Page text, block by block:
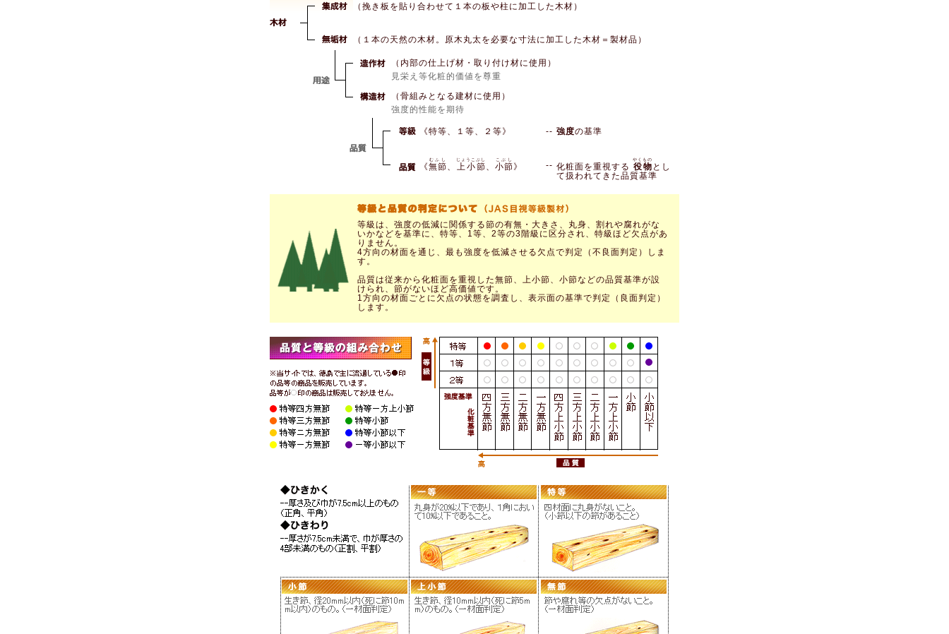
（挽き板を貼り合わせて１本の板や柱に加工した木材）
（１本の天然の木材。原木丸太を必要な寸法に加工した木材＝製材品）
（内部の仕上げ材・取り付け材に使用）
見栄え等化粧的価値を尊重
（骨組みとなる建材に使用）
強度的性能を期待
《特等、１等、２等》 -- 強度の基準
《無節
むふし
上小節
じょうこぶし
小節
こぶし
》 -- 化粧面を重視する 役物
やくもの
とし
て扱われてきた品質基準
等級は、強度の低減に関係する節の有無・大きさ、丸身、割れや腐れがな
いかなどを基準に、特等、1等、2等の3階級に区分され、特級ほど欠点があ
りません。
4方向の材面を通じ、最も強度を低減させる欠点で判定（不良面判定）しま
す。
品質は従来から化粧面を重視した無節、上小節、小節などの品質基準が設
けられ、節がないほど高価値です。
1方向の材面ごとに欠点の状態を調査し、表示面の基準で判定（良面判定）
します。